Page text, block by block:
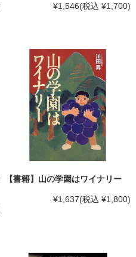
¥1,546(税込 ¥1,700)
【書籍】山の学園はワイナリー
¥1,637(税込 ¥1,800)